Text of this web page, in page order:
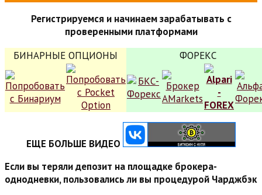
Регистрируемся и начинаем зарабатывать с
проверенными платформами
БИНАРНЫЕ ОПЦИОНЫ
ФОРЕКС
ЕЩЕ БОЛЬШЕ ВИДЕО
Если вы теряли депозит на площадке брокера-
однодневки, пользовались ли вы процедурой Чарджбэк